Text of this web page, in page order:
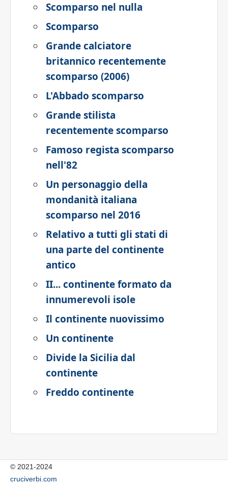
Scomparso nel nulla
Scomparso
Grande calciatore
britannico recentemente
scomparso (2006)
L'Abbado scomparso
Grande stilista
recentemente scomparso
Famoso regista scomparso
nell'82
Un personaggio della
mondanità italiana
scomparso nel 2016
Relativo a tutti gli stati di
una parte del continente
antico
II... continente formato da
innumerevoli isole
Il continente nuovissimo
Un continente
Divide la Sicilia dal
continente
Freddo continente
© 2021-2024
cruciverbi.com